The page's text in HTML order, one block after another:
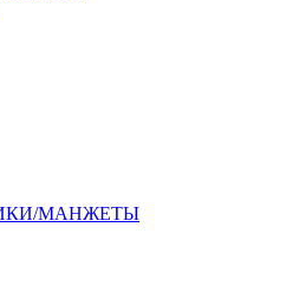
МАНЖЕТЫ